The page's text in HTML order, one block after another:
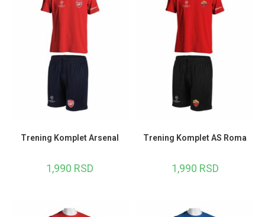
Trening Komplet Arsenal
1,990 RSD
Trening Komplet AS Roma
1,990 RSD